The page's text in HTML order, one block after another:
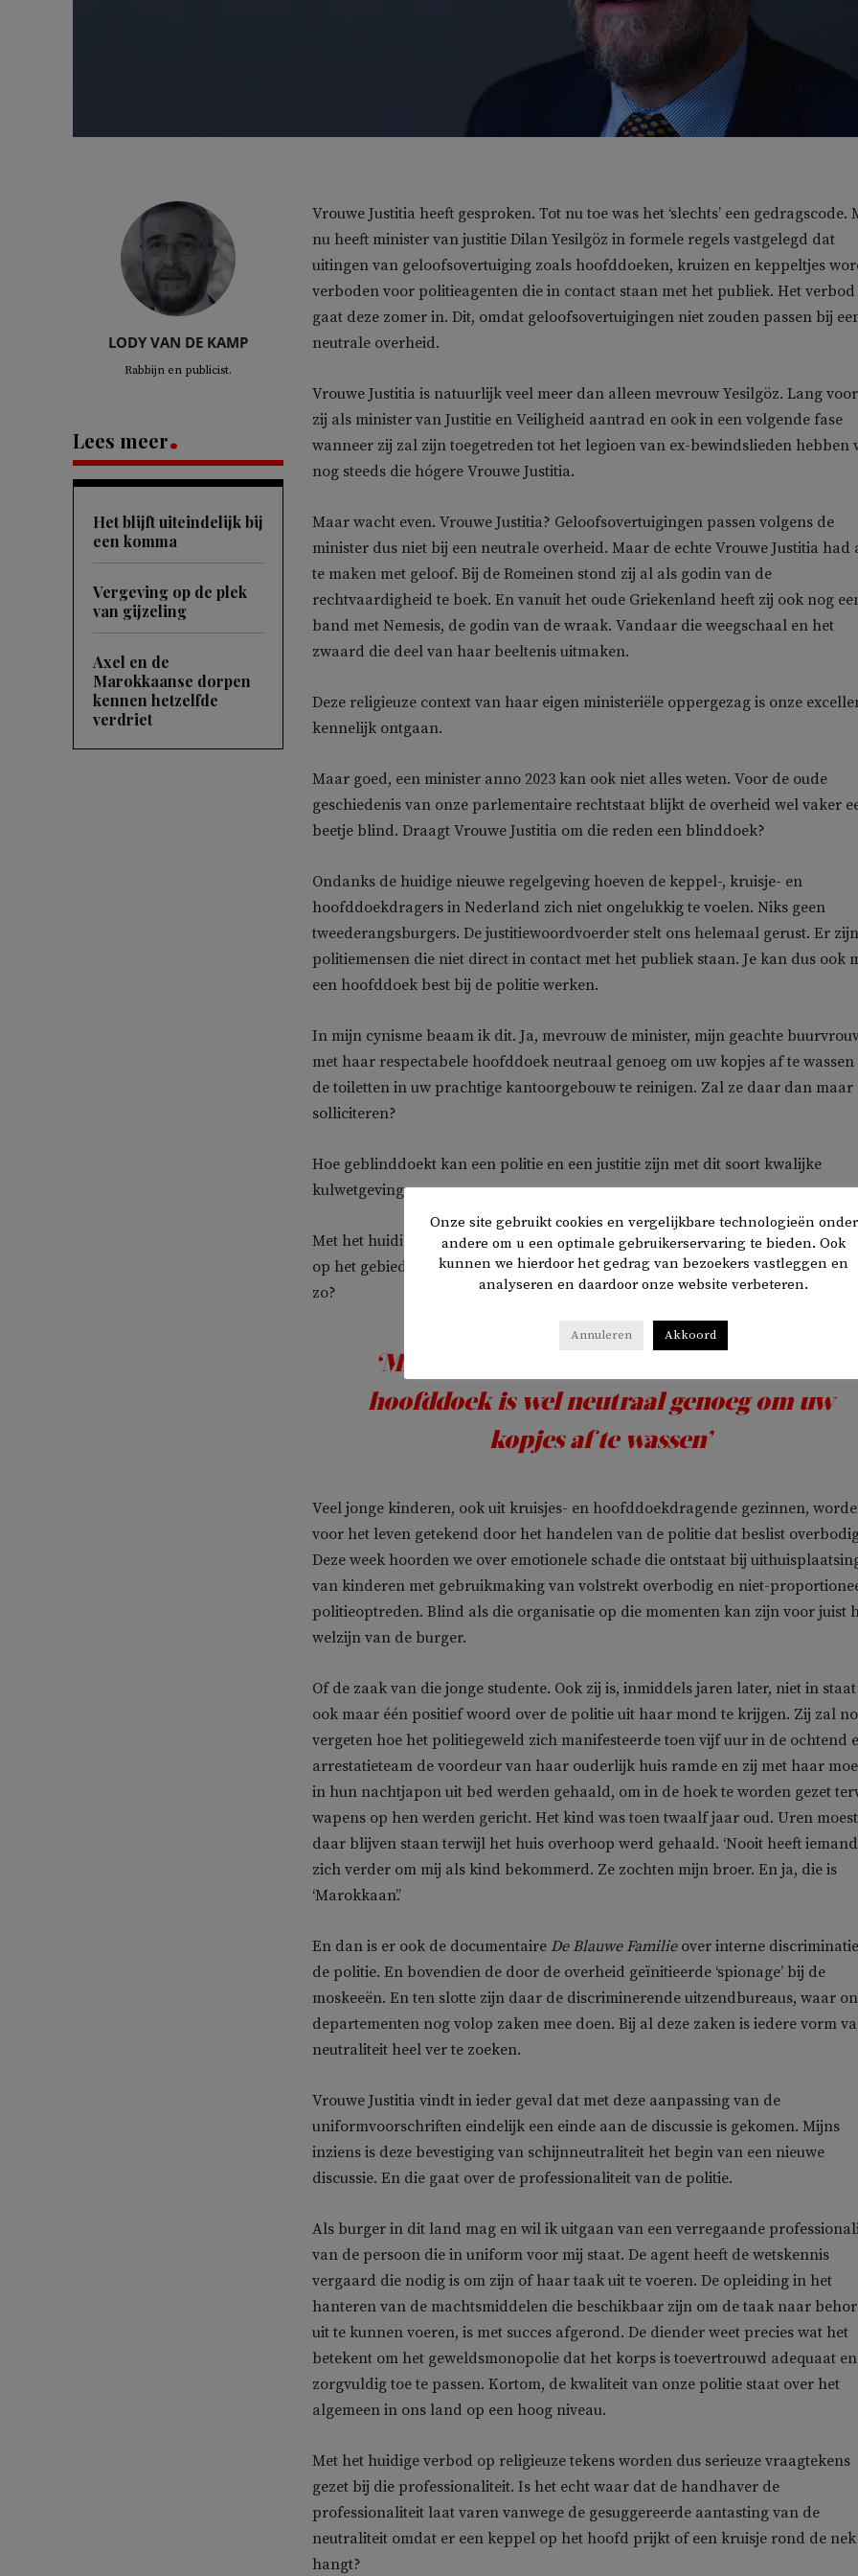
LODY VAN DE KAMP
Rabbijn en publicist.
Lees meer
Het blijft uiteindelijk bij
een komma
Vergeving op de plek
van gijzeling
Axel en de
Marokkaanse dorpen
kennen hetzelfde
verdriet
Vrouwe Justitia heeft gesproken. Tot nu toe was het ‘slechts’ een gedragscode.
nu heeft minister van justitie Dilan Yesilgöz in formele regels vastgelegd dat
uitingen van geloofsovertuiging zoals hoofddoeken, kruizen en keppeltjes
verboden voor politieagenten die in contact staan met het publiek. Het verbod
gaat deze zomer in. Dit, omdat geloofsovertuigingen niet zouden passen bij
neutrale overheid.
Vrouwe Justitia is natuurlijk veel meer dan alleen mevrouw Yesilgöz. Lang
zij als minister van Justitie en Veiligheid aantrad en ook in een volgende fase
wanneer zij zal zijn toegetreden tot het legioen van ex-bewindslieden hebben
nog steeds die hógere Vrouwe Justitia.
Maar wacht even. Vrouwe Justitia? Geloofsovertuigingen passen volgens de
minister dus niet bij een neutrale overheid. Maar de echte Vrouwe Justitia had
te maken met geloof. Bij de Romeinen stond zij al als godin van de
rechtvaardigheid te boek. En vanuit het oude Griekenland heeft zij ook nog
band met Nemesis, de godin van de wraak. Vandaar die weegschaal en het
zwaard die deel van haar beeltenis uitmaken.
Deze religieuze context van haar eigen ministeriële oppergezag is onze
kennelijk ontgaan.
Maar goed, een minister anno 2023 kan ook niet alles weten. Voor de oude
geschiedenis van onze parlementaire rechtstaat blijkt de overheid wel vaker
beetje blind. Draagt Vrouwe Justitia om die reden een blinddoek?
Ondanks de huidige nieuwe regelgeving hoeven de keppel-, kruisje- en
hoofddoekdragers in Nederland zich niet ongelukkig te voelen. Niks geen
tweederangsburgers. De justitiewoordvoerder stelt ons helemaal gerust. Er
politiemensen die niet direct in contact met het publiek staan. Je kan dus ook
een hoofddoek best bij de politie werken.
In mijn cynisme beaam ik dit. Ja, mevrouw de minister, mijn geachte
met haar respectabele hoofddoek neutraal genoeg om uw kopjes af te wassen
de toiletten in uw prachtige kantoorgebouw te reinigen. Zal ze daar dan maar
solliciteren?
Hoe geblinddoekt kan een politie en een justitie zijn met dit soort kwalijke
kulwetgeving.
Met het huidige besluit lijkt het alsof justitie en politie alles binnen hun
op het gebied van neutraliteit en burgerschap nu wel op orde hebben. Maar is
zo?
‘Mijn buurvrouw met haar respectabele
hoofddoek is wel neutraal genoeg om uw
kopjes af te wassen’
Veel jonge kinderen, ook uit kruisjes- en hoofddoekdragende gezinnen,
voor het leven getekend door het handelen van de politie dat beslist
Deze week hoorden we over emotionele schade die ontstaat bij
van kinderen met gebruikmaking van volstrekt overbodig en niet-
politieoptreden. Blind als die organisatie op die momenten kan zijn voor juist
welzijn van de burger.
Of de zaak van die jonge studente. Ook zij is, inmiddels jaren later, niet in
ook maar één positief woord over de politie uit haar mond te krijgen. Zij zal
vergeten hoe het politiegeweld zich manifesteerde toen vijf uur in de ochtend
arrestatieteam de voordeur van haar ouderlijk huis ramde en zij met haar
in hun nachtjapon uit bed werden gehaald, om in de hoek te worden gezet
wapens op hen werden gericht. Het kind was toen twaalf jaar oud. Uren
daar blijven staan terwijl het huis overhoop werd gehaald. ‘Nooit heeft iemand
zich verder om mij als kind bekommerd. Ze zochten mijn broer. En ja, die is
‘Marokkaan’.’
En dan is er ook de documentaire De Blauwe Familieover interne
de politie. En bovendien de door de overheid geïnitieerde ‘spionage’ bij de
moskeeën. En ten slotte zijn daar de discriminerende uitzendbureaus, waar
departementen nog volop zaken mee doen. Bij al deze zaken is iedere vorm
neutraliteit heel ver te zoeken.
Vrouwe Justitia vindt in ieder geval dat met deze aanpassing van de
uniformvoorschriften eindelijk een einde aan de discussie is gekomen. Mijns
inziens is deze bevestiging van schijnneutraliteit het begin van een nieuwe
discussie. En die gaat over de professionaliteit van de politie.
Als burger in dit land mag en wil ik uitgaan van een verregaande
van de persoon die in uniform voor mij staat. De agent heeft de wetskennis
vergaard die nodig is om zijn of haar taak uit te voeren. De opleiding in het
hanteren van de machtsmiddelen die beschikbaar zijn om de taak naar
uit te kunnen voeren, is met succes afgerond. De diender weet precies wat het
betekent om het geweldsmonopolie dat het korps is toevertrouwd adequaat en
zorgvuldig toe te passen. Kortom, de kwaliteit van onze politie staat over het
algemeen in ons land op een hoog niveau.
Met het huidige verbod op religieuze tekens worden dus serieuze vraagtekens
gezet bij die professionaliteit. Is het echt waar dat de handhaver de
professionaliteit laat varen vanwege de gesuggereerde aantasting van de
neutraliteit omdat er een keppel op het hoofd prijkt of een kruisje rond de nek
hangt?
Onze site gebruikt cookies en vergelijkbare technologieën onder
andere om u een optimale gebruikerservaring te bieden. Ook
kunnen we hierdoor het gedrag van bezoekers vastleggen en
analyseren en daardoor onze website verbeteren.
Annuleren Akkoord